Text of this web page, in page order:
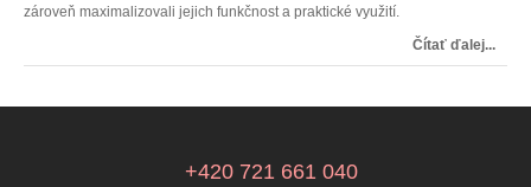
zároveň maximalizovali jejich funkčnost a praktické využití.
Čítať ďalej...
+420 721 661 040